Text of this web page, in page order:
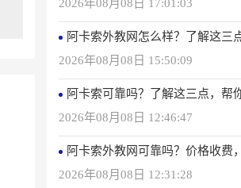
2026年08月08日 17:01:03
阿卡索外教网怎么样？了解这三点，帮助您选择在
2026年08月08日 15:50:09
阿卡索可靠吗？了解这三点，帮你选择
2026年08月08日 12:46:47
阿卡索外教网可靠吗？价格收费，真正优
2026年08月08日 12:31:28